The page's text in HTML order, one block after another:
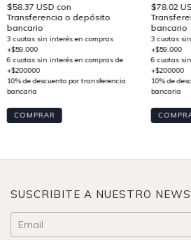
$58.37 USD con
Transferencia o depósito
bancario
COMPRAR
$78.02
bancario
SUSCRIBITE A NUESTRO